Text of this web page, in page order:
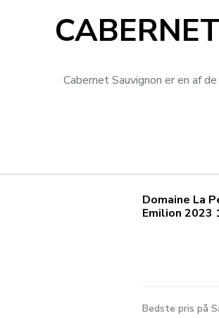
Cabernet Sauvignon er en af
Domaine La
Emilion 2023
Bedste pris på